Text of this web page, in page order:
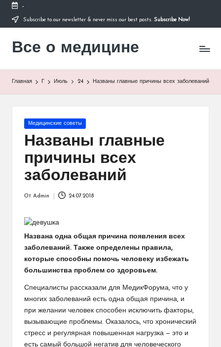
Перейти
содержимому
-
Subscribe to our newsletter & never miss our best posts. Subscribe Now!
Все о медицине
Лечитесь
Главная Г Июль 24 Названы главные причины всех заболеваний
Опубликовано
Медицинские советы
Названы главные
причины всех
заболеваний
От Admin 24.07.2018
Названа одна общая причина появления всех
заболеваний. Также определены правила,
которые способны помочь человеку избежать
большинства проблем со здоровьем.
Специалисты рассказали для МедикФорума, что у
многих заболеваний есть одна общая причина, и
при желании человек способен исключить факторы,
вызывающие проблемы. Оказалось, что хронический
стресс и регулярная повышенная нагрузка — это и
есть самый большой негатив для человеческого